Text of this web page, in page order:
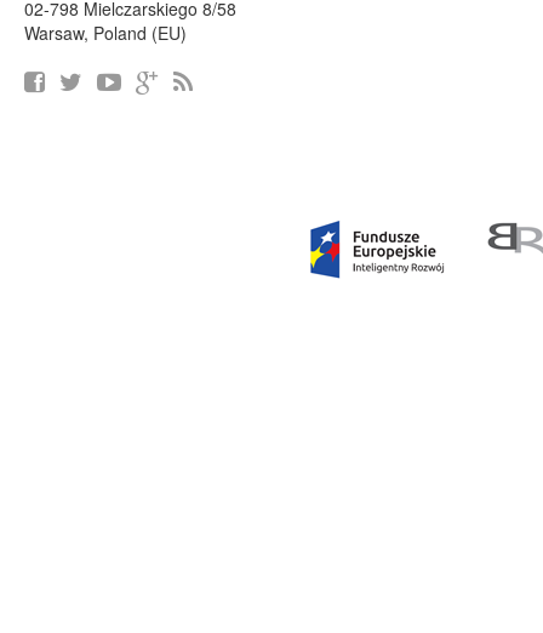
02-798 Mielczarskiego 8/58
Warsaw, Poland (EU)